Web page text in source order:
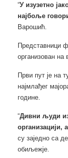
“У изузетно
најбоље
Варошић.
Представници
организован
Први пут је на
најмлађег
године.
“Дивни људи из
организацији,
су заједно са
обиљежје.